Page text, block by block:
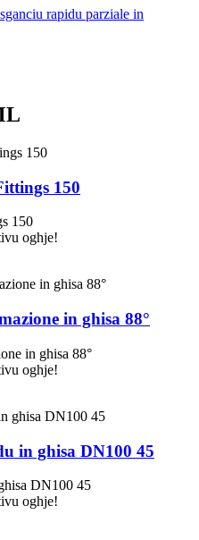
rapidu parziale in
150
150
oghje!
in ghisa 88°
in ghisa 88°
oghje!
in ghisa DN100 45
DN100 45
oghje!